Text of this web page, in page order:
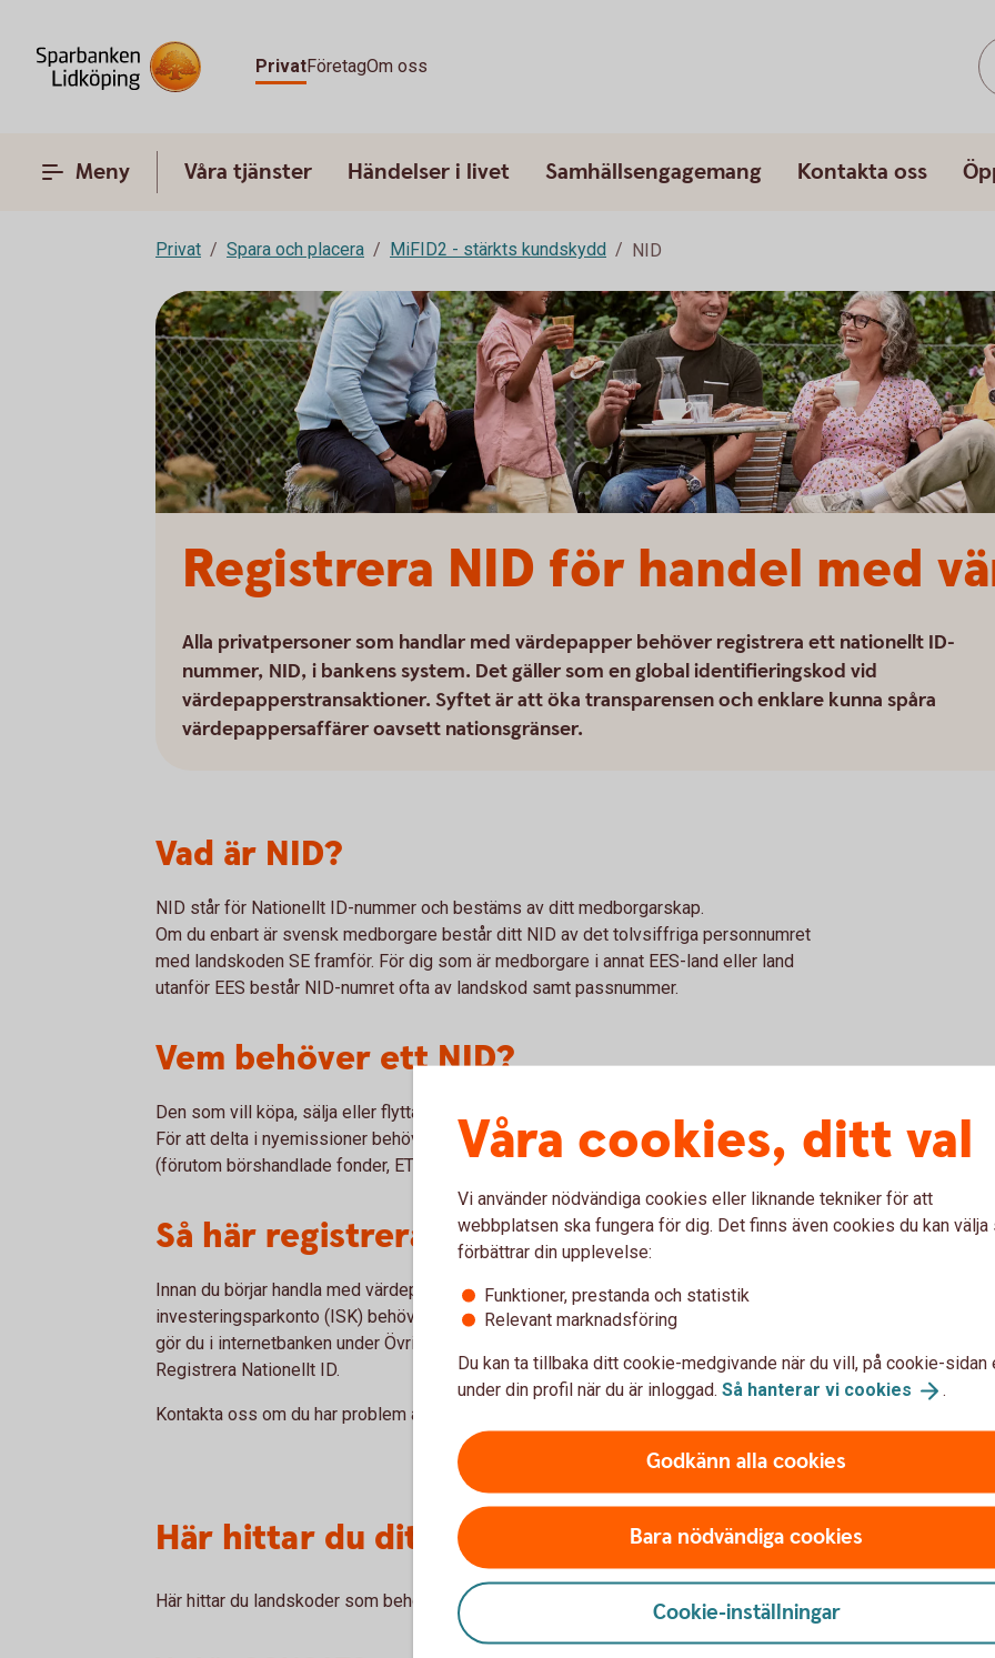
PrivatFöretagOm oss
Meny Våra tjänster Händelser i livet Samhällsengagemang Kontakta oss
Privat Spara och placera MiFID2 - stärkts kundskydd NID
Registrera NID för handel med
Alla privatpersoner som handlar med värdepapper behöver registrera ett nationellt ID-
nummer, NID, i bankens system. Det gäller som en global identifieringskod vid
värdepapperstransaktioner. Syftet är att öka transparensen och enklare kunna spåra
värdepappersaffärer oavsett nationsgränser.
Vad är NID?
NID står för Nationellt ID-nummer och bestäms av ditt medborgarskap.
Om du enbart är svensk medborgare består ditt NID av det tolvsiffriga personnumret
med landskoden SE framför. För dig som är medborgare i annat EES-land eller land
utanför EES består NID-numret ofta av landskod samt passnummer.
Vem behöver ett NID?
Den som vill köpa, sälja eller flytta värdepapper behöver registrera ett NID.
För att delta i nyemissioner behövs också ett NID. För köp och försäljning av fondandelar
(förutom börshandlade fonder, ETF) behövs dock inget NID.
Så här registrerar du ett NID
Innan du börjar handla med värdepapper via värdepapperstjänsten eller via ett
investeringsparkonto (ISK) behöver du registrera uppgifter om ditt medborgarskap. Det
gör du i internetbanken under Övriga tjänster eller i appen under Personuppgifter,
Registrera Nationellt ID.
Kontakta oss om du har problem att registrera dina uppgifter så hjälper vi dig.
Här hittar du ditt NID
Här hittar du landskoder som behövs för att skapa ett NID.
Våra cookies, ditt val
Vi använder nödvändiga cookies eller liknande tekniker för att
webbplatsen ska fungera för dig. Det finns även cookies du kan välja
förbättrar din upplevelse:
Funktioner, prestanda och statistik
Relevant marknadsföring
Du kan ta tillbaka ditt cookie-medgivande när du vill, på cookie-sidan
under din profil när du är inloggad. Så hanterar vi cookies .
Godkänn alla cookies
Bara nödvändiga cookies
Cookie-inställningar